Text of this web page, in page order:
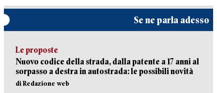
Se ne parla adesso
Le proposte
Nuovo codice della strada, dalla patente a 17 anni al
sorpasso a destra in autostrada: le possibili novità
di Redazione web